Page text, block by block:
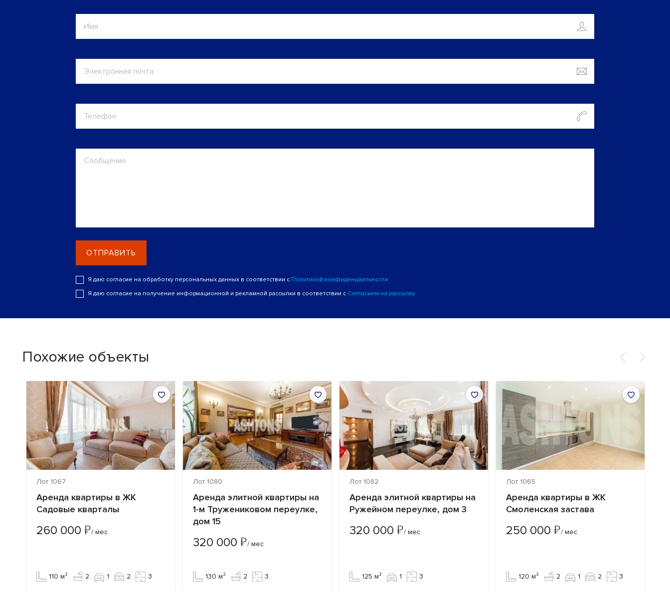
ОТПРАВИТЬ
Я даю согласие на обработку персональных данных в соответствии с Политикой конфиденциальности
Я даю согласие на получение информационной и рекламной рассылки в соответствии с Согласием на рассылку
Похожие объекты
Лот 1067
Аренда квартиры в ЖК
Садовые кварталы
260 000 ₽/ мес
110 м² 2 1 2 3
Лот 1080
Аренда элитной квартиры на
1-м Тружениковом переулке,
дом 15
320 000 ₽/ мес
130 м² 2 3
Лот 1082
Аренда элитной квартиры на
Ружейном переулке, дом 3
320 000 ₽/ мес
125 м² 1 3
Лот 1065
Аренда квартиры в ЖК
Смоленская застава
250 000 ₽/ мес
120 м² 2 1 2 3